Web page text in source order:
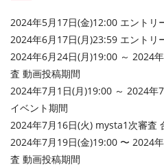
2024年5月17日(金)12:00 エントリ
2024年6月17日(月)23:59 エントリ
2024年6月24日(月)19:00 ～ 2024
査 動画投稿期間
2024年7月1日(月)19:00 ～ 2024年
イベント期間
2024年7月16日(火) mysta1次審査
2024年7⽉19⽇(⾦)19:00 〜 2024
査 動画投稿期間